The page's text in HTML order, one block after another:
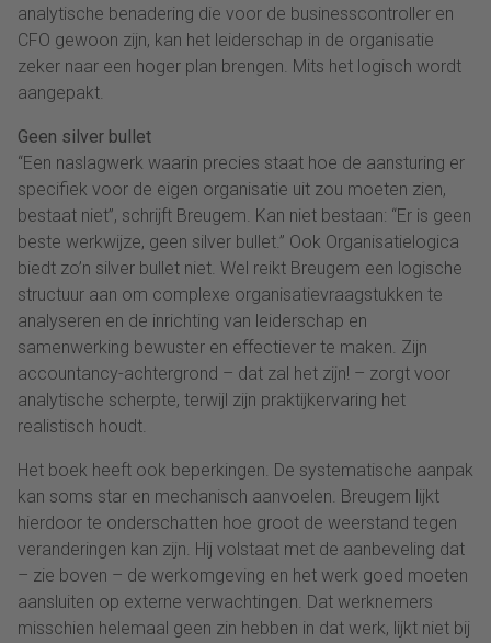
analytische benadering die voor de businesscontroller en
CFO gewoon zijn, kan het leiderschap in de organisatie
zeker naar een hoger plan brengen. Mits het logisch wordt
aangepakt.
Geen silver bullet
“Een naslagwerk waarin precies staat hoe de aansturing er
specifiek voor de eigen organisatie uit zou moeten zien,
bestaat niet”, schrijft Breugem. Kan niet bestaan: “Er is geen
beste werkwijze, geen silver bullet.” Ook Organisatielogica
biedt zo’n silver bullet niet. Wel reikt Breugem een logische
structuur aan om complexe organisatievraagstukken te
analyseren en de inrichting van leiderschap en
samenwerking bewuster en effectiever te maken. Zijn
accountancy-achtergrond – dat zal het zijn! – zorgt voor
analytische scherpte, terwijl zijn praktijkervaring het
realistisch houdt.
Het boek heeft ook beperkingen. De systematische aanpak
kan soms star en mechanisch aanvoelen. Breugem lijkt
hierdoor te onderschatten hoe groot de weerstand tegen
veranderingen kan zijn. Hij volstaat met de aanbeveling dat
– zie boven – de werkomgeving en het werk goed moeten
aansluiten op externe verwachtingen. Dat werknemers
misschien helemaal geen zin hebben in dat werk, lijkt niet bij